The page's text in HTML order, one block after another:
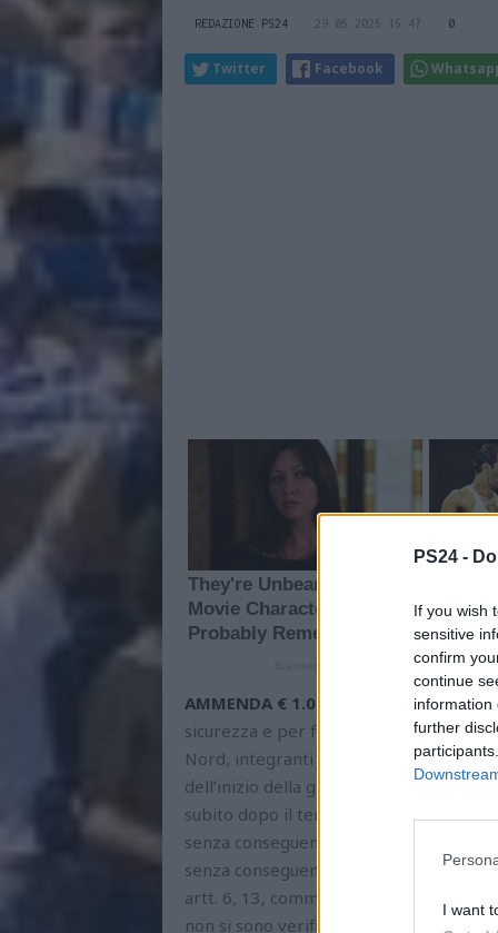
PS24 -
If you wish
sensitive
confirm
continue
information
further
I want
REDAZIONE PS24 29.05.2025 15:47 0
Twitter Facebook
AMMENDA € 1.000,00 PESCARAper
sicurezza e per fatti violenti
Nord, integranti pericolo per
dell’inizio della gara, al 38° minuto
subito dopo il termine della gara,
senza conseguenze; 2. al 1° minuto
senza conseguenze. Ritenuta la
artt. 6, 13, comma 2, 25 e 26 C.G.S.,
non si sono verificate conseguenze e